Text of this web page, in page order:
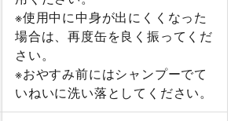
※使用中に中身が出にくくなった
場合は、再度缶を良く振ってくだ
さい。
※おやすみ前にはシャンプーでて
いねいに洗い落としてください。